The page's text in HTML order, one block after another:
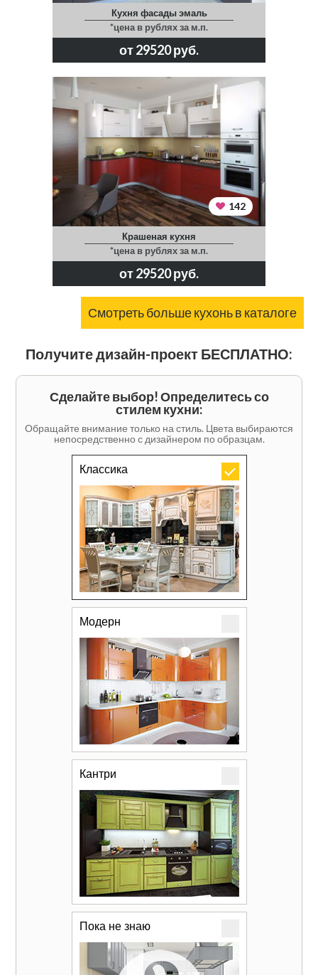
Кухня фасады эмаль
*цена в рублях за м.п.
от 29520 руб.
142
Крашеная кухня
*цена в рублях за м.п.
от 29520 руб.
Смотреть больше кухонь в каталоге
Получите дизайн-проект БЕСПЛАТНО:
Сделайте выбор! Определитесь со
стилем кухни:
Обращайте внимание только на стиль. Цвета выбираются
непосредственно с дизайнером по образцам.
Классика
Модерн
Кантри
Пока не знаю